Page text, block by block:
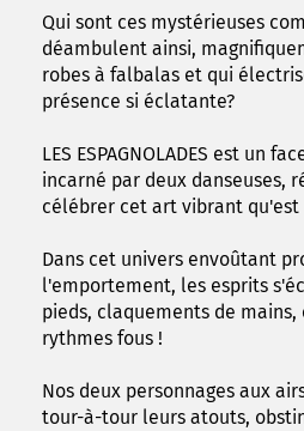
Qui sont ces mystérieuses
déambulent ainsi,
robes à falbalas et qui
présence si éclatante?
LES ESPAGNOLADES est un
incarné par deux danseuses,
célébrer cet art vibrant
Dans cet univers envoûtant
l'emportement, les esprits
pieds, claquements de
rythmes fous !
Nos deux personnages aux
tour-à-tour leurs atouts,